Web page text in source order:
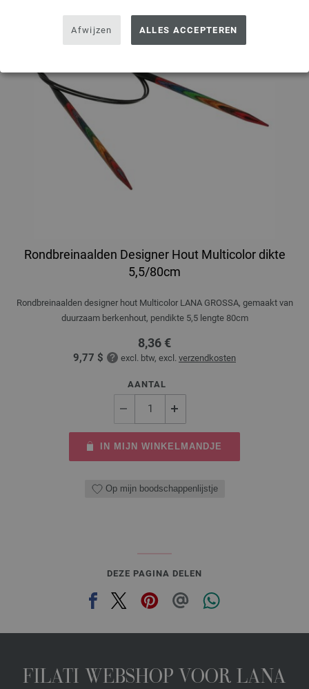
Afwijzen ALLES ACCEPTEREN
Rondbreinaalden Designer Hout Multicolor dikte
5,5/80cm
Rondbreinaalden designer hout Multicolor LANA GROSSA, gemaakt van
duurzaam berkenhout, pendikte 5,5 lengte 80cm
8,36 €
9,77 $ excl. btw, excl. verzendkosten
AANTAL
IN MIJN WINKELMANDJE
Op mijn boodschappenlijstje
DEZE PAGINA DELEN
FILATI WEBSHOP VOOR LANA